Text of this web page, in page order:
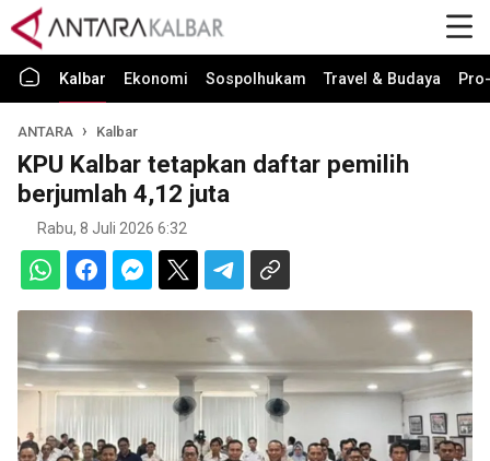
Kalbar Ekonomi Sospolhukam Travel & Budaya
ANTARA Kalbar
KPU Kalbar tetapkan daftar pemilih
berjumlah 4,12 juta
Rabu, 8 Juli 2026 6:32